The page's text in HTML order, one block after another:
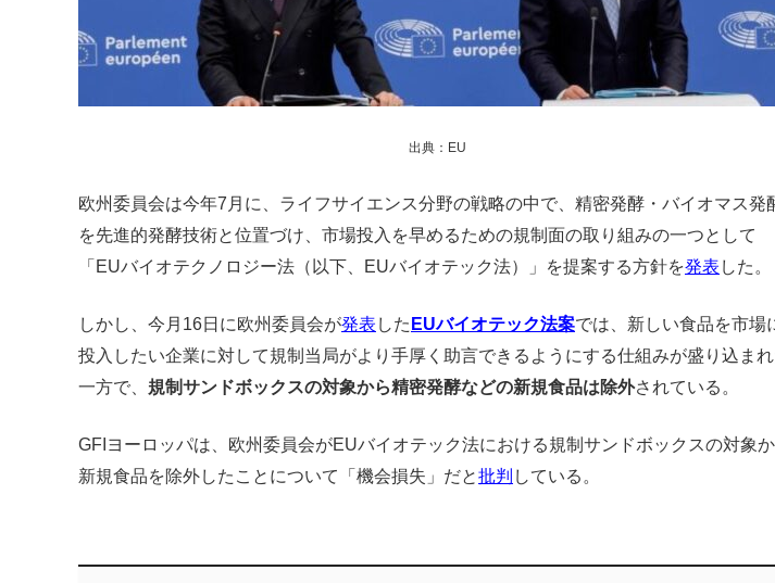
出典：EU
欧州委員会は今年7月に、ライフサイエンス分野の戦略の中で、精密発酵・バイオマス発
を先進的発酵技術と位置づけ、市場投入を早めるための規制面の取り組みの一つとして
「EUバイオテクノロジー法（以下、EUバイオテック法）」を提案する方針を発表 した。
しかし、今月16日に欧州委員会が発表 した EUバイオテック法案では、新しい食品を市場
投入したい企業に対して規制当局がより手厚く助言できるようにする仕組みが盛り込まれ
一方で、 規制サンドボックスの対象から精密発酵などの新規食品は除外されている。
GFIヨーロッパは、欧州委員会がEUバイオテック法における規制サンドボックスの対象
新規食品を除外したことについて「機会損失」だと批判 している。